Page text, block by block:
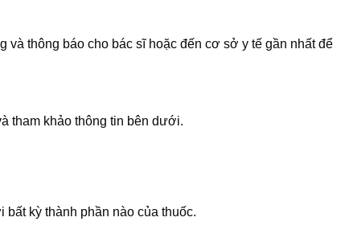
và thông báo cho bác sĩ hoặc đến cơ sở y tế gần nhất để
tham khảo thông tin bên dưới.
kỳ thành phần nào của thuốc.